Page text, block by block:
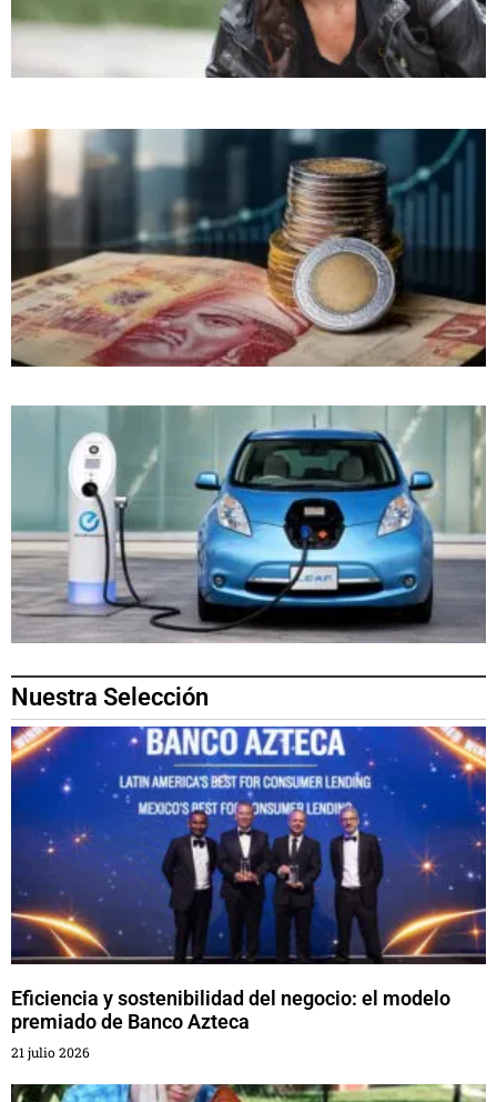
Nuestra Selección
Eficiencia y sostenibilidad del negocio: el modelo
premiado de Banco Azteca
21 julio 2026